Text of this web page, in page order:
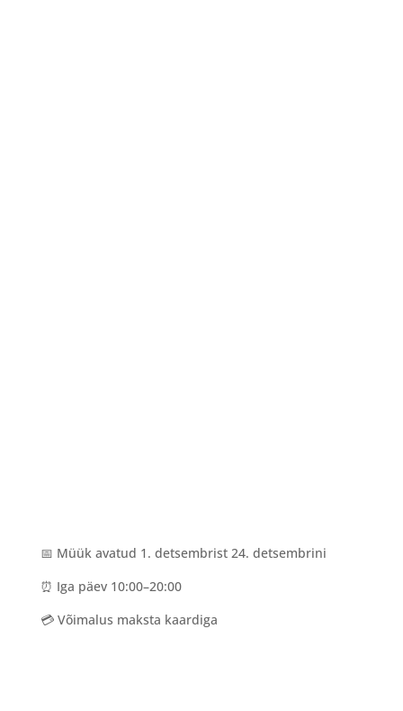
📅 Müük avatud 1. detsembrist 24. detsembrini
⏰ Iga päev 10:00–20:00
💳 Võimalus maksta kaardiga